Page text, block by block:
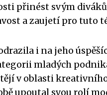
přinést svým
a zaujetí pro tuto
i na jeho
mladých
v oblasti
upoutal svou rolí